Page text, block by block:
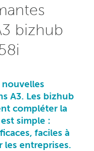
bizhub
A3. Les bizhub
compléter la
simple :
faciles à
les entreprises.